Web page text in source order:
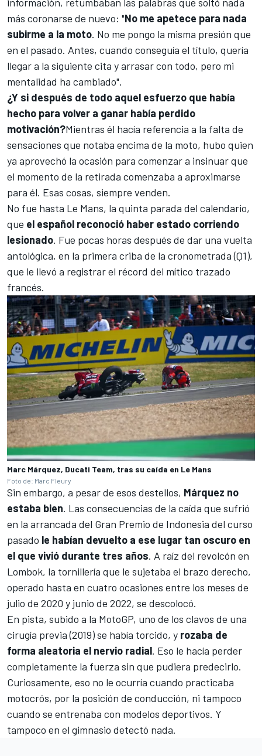
más coronarse de nuevo: "No me apetece para nada
subirme a la moto. No me pongo la misma presión que
en el pasado. Antes, cuando conseguía el título, quería
llegar a la siguiente cita y arrasar con todo, pero mi
mentalidad ha cambiado".
¿Y si después de todo aquel esfuerzo que había
hecho para volver a ganar había perdido
motivación?Mientras él hacía referencia a la falta de
sensaciones que notaba encima de la moto, hubo quien
ya aprovechó la ocasión para comenzar a insinuar que
el momento de la retirada comenzaba a aproximarse
para él. Esas cosas, siempre venden.
No fue hasta Le Mans, la quinta parada del calendario,
que el español reconoció haber estado corriendo
lesionado. Fue pocas horas después de dar una vuelta
antológica, en la primera criba de la cronometrada (Q1),
que le llevó a registrar el récord del mítico trazado
francés.
Marc Márquez, Ducati Team, tras su caída en Le Mans
Foto de: Marc Fleury
Sin embargo, a pesar de esos destellos, Márquez no
estaba bien. Las consecuencias de la caída que sufrió
en la arrancada del Gran Premio de Indonesia del curso
pasado le habían devuelto a ese lugar tan oscuro en
el que vivió durante tres años. A raíz del revolcón en
Lombok, la tornillería que le sujetaba el brazo derecho,
operado hasta en cuatro ocasiones entre los meses de
julio de 2020 y junio de 2022, se descolocó.
En pista, subido a la MotoGP, uno de los clavos de una
cirugía previa (2019) se había torcido, y rozaba de
forma aleatoria el nervio radial. Eso le hacía perder
completamente la fuerza sin que pudiera predecirlo.
Curiosamente, eso no le ocurría cuando practicaba
motocrós, por la posición de conducción, ni tampoco
cuando se entrenaba con modelos deportivos. Y
tampoco en el gimnasio detectó nada.